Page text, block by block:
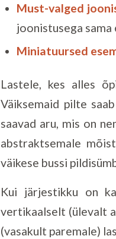
Must-valged
joonistusega sama
Miniatuursed
Lastele, kes alles
Väiksemaid pilte
saavad aru, mis on
abstraktsemale
väikese bussi
Kui järjestikku on
vertikaalselt (ülevalt
(vasakult paremale)